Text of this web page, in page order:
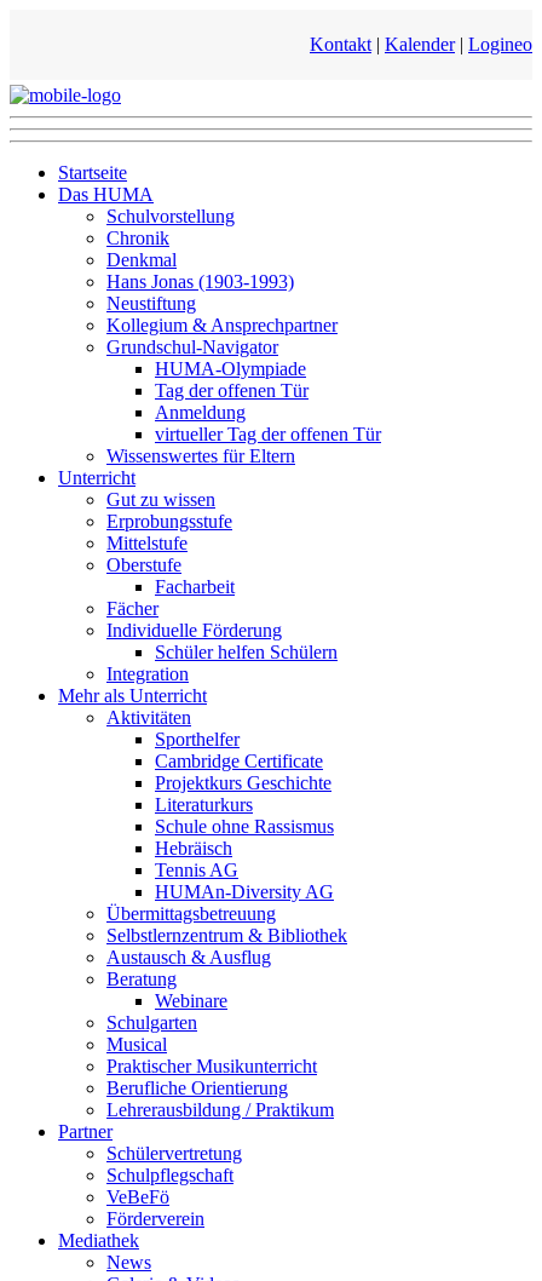
Kontakt | Kalender| Logineo
Startseite
Das HUMA
Schulvorstellung
Chronik
Denkmal
Hans Jonas (1903-1993)
Neustiftung
Kollegium & Ansprechpartner
Grundschul-Navigator
HUMA-Olympiade
Tag der offenen Tür
Anmeldung
virtueller Tag der offenen Tür
Wissenswertes für Eltern
Unterricht
Gut zu wissen
Erprobungsstufe
Mittelstufe
Oberstufe
Facharbeit
Fächer
Individuelle Förderung
Schüler helfen Schülern
Integration
Mehr als Unterricht
Aktivitäten
Sporthelfer
Cambridge Certificate
Projektkurs Geschichte
Literaturkurs
Schule ohne Rassismus
Hebräisch
Tennis AG
HUMAn-Diversity AG
Übermittagsbetreuung
Selbstlernzentrum & Bibliothek
Austausch & Ausflug
Beratung
Webinare
Schulgarten
Musical
Praktischer Musikunterricht
Berufliche Orientierung
Lehrerausbildung / Praktikum
Partner
Schülervertretung
Schulpflegschaft
VeBeFö
Förderverein
Mediathek
News